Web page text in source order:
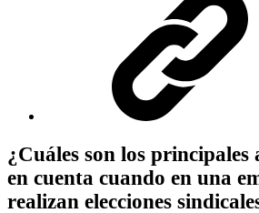
¿Cuáles son los principales
en cuenta cuando en una
realizan elecciones